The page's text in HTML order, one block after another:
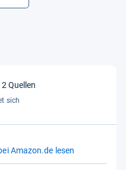
Quellen
sich
Amazon.de lesen